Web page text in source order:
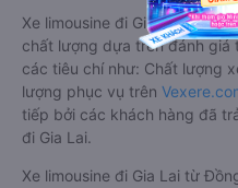
Xe limousine đi Gia Lai từ
chất lượng dựa trên đánh giá
các tiêu chí như: Chất lượng
lượng phục vụ trên
tiếp bởi các khách hàng đã
đi Gia Lai.
Xe limousine đi Gia Lai từ